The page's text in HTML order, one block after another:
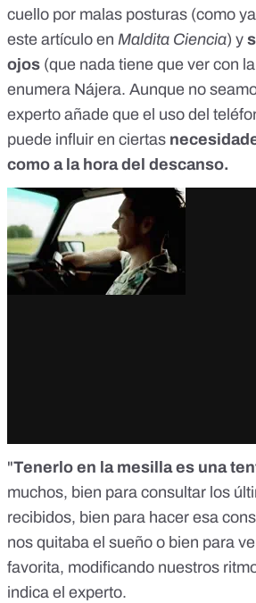
cuello por malas posturas (como
este artículo en Maldita Ciencia) y
ojos (que nada tiene que ver con la
enumera Nájera. Aunque no
experto añade que el uso del
puede influir en ciertas
como a la hora del descanso.
"Tenerlo en la mesilla es una
muchos, bien para consultar los
recibidos, bien para hacer esa
nos quitaba el sueño o bien para
favorita, modificando nuestros
indica el experto.